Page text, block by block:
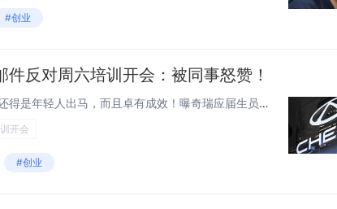
#创业
反对周六培训开会：被同事怒赞！
快科技8月8日消息，整顿职场还得是年轻人出马，而且卓有成效！曝奇瑞应届生员工发邮件反对周六培训开会：被同事怒赞！近日有网友爆料，奇瑞汽车事业部通知周六上午培训，下午开会，这明显占用非工作时间的行为引起了不满，而通过校招进来的应届生员工李泽凯...
开会
#创业